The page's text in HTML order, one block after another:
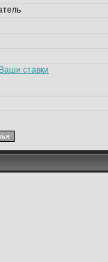
Ваши ставки